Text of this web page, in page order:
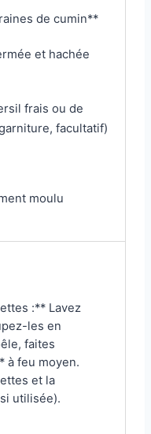
de cumin**
et hachée
frais ou de
facultatif)
moulu
:** Lavez
les en
faites
à feu moyen.
et la
utilisée).